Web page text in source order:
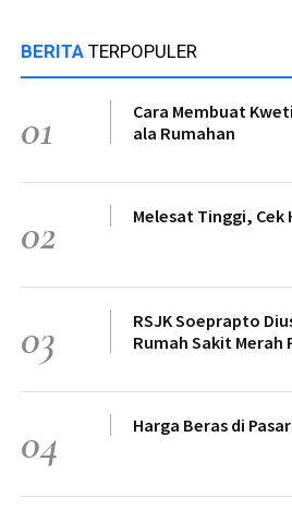
BERITA TERPOPULER
01
Cara Membuat
ala Rumahan
02 Melesat Tinggi, Cek
03
RSJK Soeprapto
Rumah Sakit Merah
04 Harga Beras di